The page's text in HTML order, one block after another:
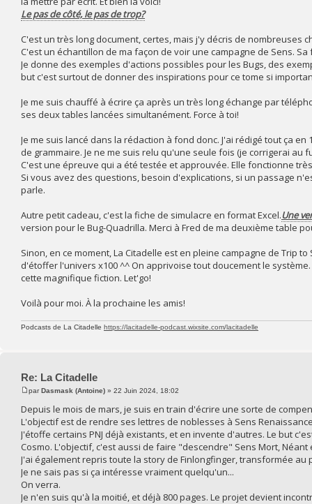
Le pas de côté, le pas de trop?
C'est un très long document, certes, mais j'y décris de nombreuses
C'est un échantillon de ma façon de voir une campagne de Sens.
Je donne des exemples d'actions possibles pour les Bugs, des
but c'est surtout de donner des inspirations pour ce tome si
Je me suis chauffé à écrire ça après un très long échange par
ses deux tables lancées simultanément. Force à toi!
Je me suis lancé dans la rédaction à fond donc. J'ai rédigé tout ça
de grammaire. Je ne me suis relu qu'une seule fois (je corrigerai au
C'est une épreuve qui a été testée et approuvée. Elle fonctionne
Si vous avez des questions, besoin d'explications, si un passage
parle.
Autre petit cadeau, c'est la fiche de simulacre en format Excel.Une
version pour le Bug-Quadrilla. Merci à Fred de ma deuxième table
Sinon, en ce moment, La Citadelle est en pleine campagne de Trip
d'étoffer l'univers x100 ^^ On apprivoise tout doucement le
cette magnifique fiction. Let'go!
Voilà pour moi. À la prochaine les amis!
Podcasts de La Citadelle https://lacitadelle-podcast.wixsite.com/lacitadelle
Re: La Citadelle
parDasmask (Antoine) » 22 Juin 2024, 18:02
Depuis le mois de mars, je suis en train d'écrire une sorte de
L'objectif est de rendre ses lettres de noblesses à Sens
J'étoffe certains PNJ déjà existants, et en invente d'autres. Le but
Cosmo. L'objectif, c'est aussi de faire "descendre" Sens Mort,
J'ai également repris toute la story de Finlongfinger, transformée
Je ne sais pas si ça intéresse vraiment quelqu'un...
On verra.
Je n'en suis qu'à la moitié, et déjà 800 pages. Le projet devient